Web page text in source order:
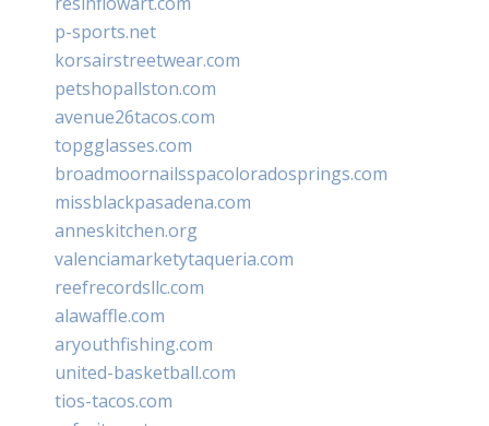
p-sports.net
korsairstreetwear.com
petshopallston.com
avenue26tacos.com
topgglasses.com
broadmoornailsspacoloradosprings.com
missblackpasadena.com
anneskitchen.org
valenciamarketytaqueria.com
reefrecordsllc.com
alawaffle.com
aryouthfishing.com
united-basketball.com
tios-tacos.com